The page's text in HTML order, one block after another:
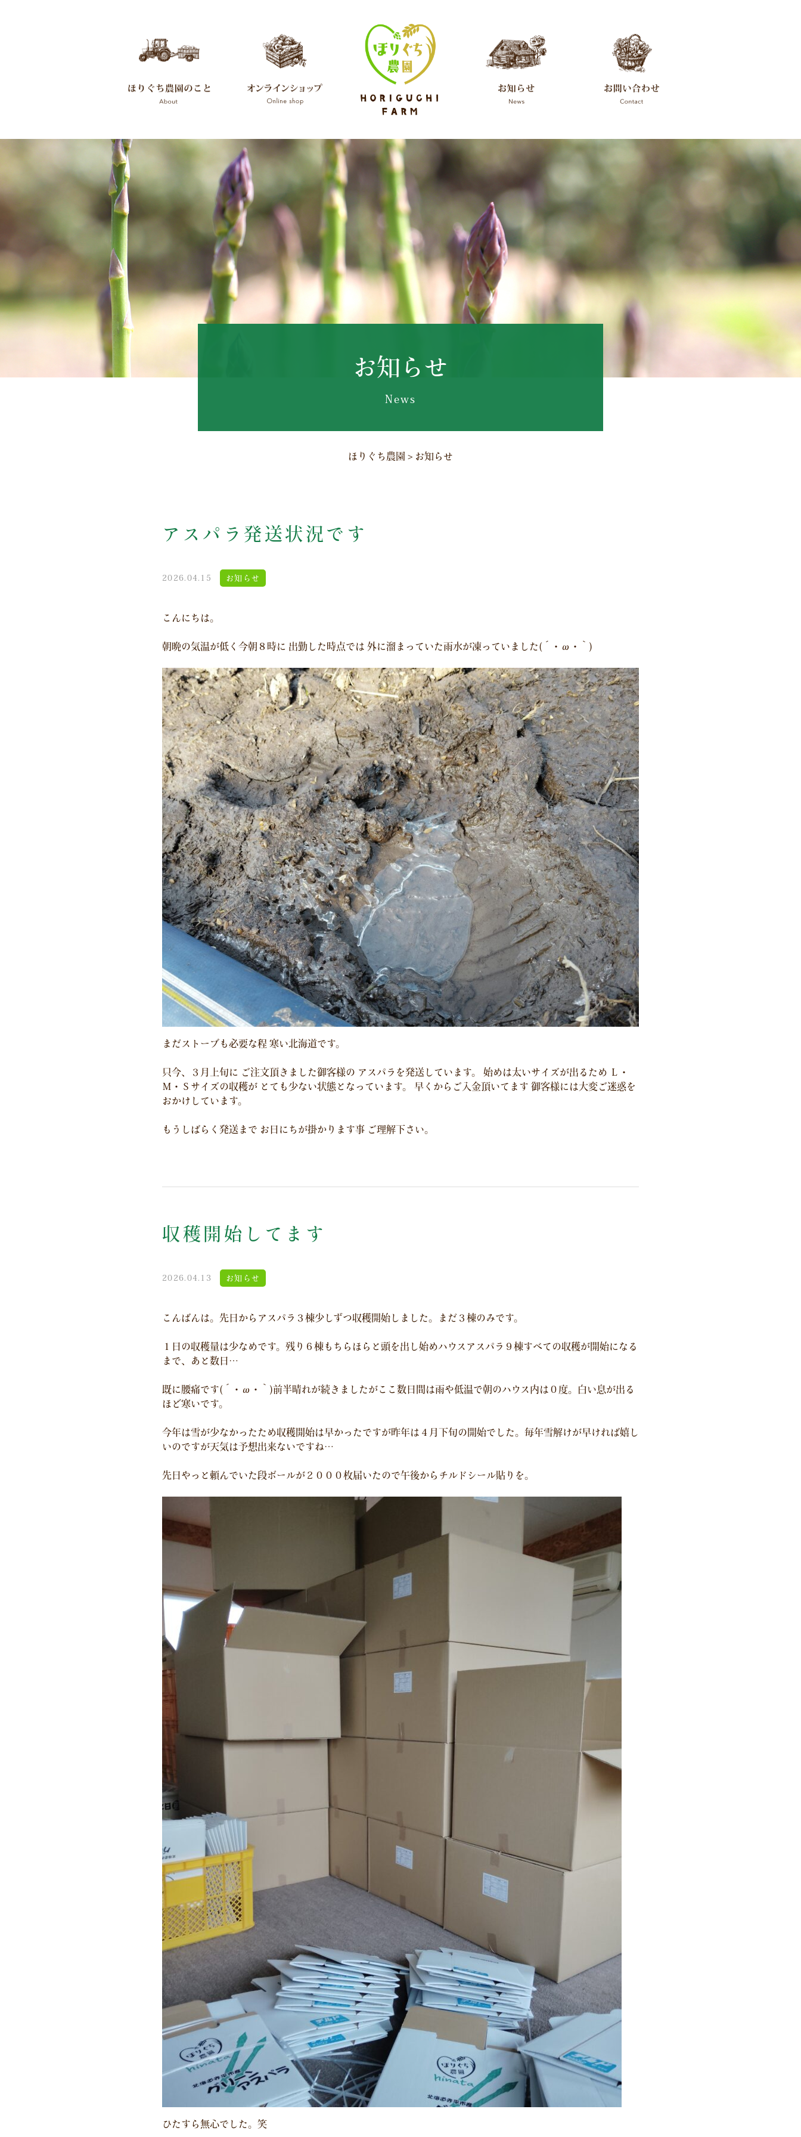
お知らせ
News
ほりぐち農園 > お知らせ
アスパラ発送状況です
2026.04.15 お知らせ
こんにちは。
朝晩の気温が低く今朝８時に 出勤した時点では 外に溜まっていた雨水が凍っていました(´・ω・｀)
まだストーブも必要な程 寒い北海道です。
只今、３月上旬に ご注文頂きました御客様の アスパラを発送しています。 始めは太いサイズが出るため Ｌ・
М・Ｓサイズの収穫が とても少ない状態となっています。 早くからご入金頂いてます 御客様には大変ご迷惑を
おかけしています。
もうしばらく発送まで お日にちが掛かります事 ご理解下さい。
収穫開始してます
2026.04.13 お知らせ
こんばんは。先日からアスパラ３棟少しずつ収穫開始しました。まだ３棟のみです。
１日の収穫量は少なめです。残り６棟もちらほらと頭を出し始めハウスアスパラ９棟すべての収穫が開始になる
まで、あと数日…
既に腰痛です(´・ω・｀)前半晴れが続きましたがここ数日間は雨や低温で朝のハウス内は０度。白い息が出る
ほど寒いです。
今年は雪が少なかったため収穫開始は早かったですが昨年は４月下旬の開始でした。毎年雪解けが早ければ嬉し
いのですが天気は予想出来ないですね…
先日やっと頼んでいた段ボールが２０００枚届いたので午後からチルドシール貼りを。
ひたすら無心でした。笑